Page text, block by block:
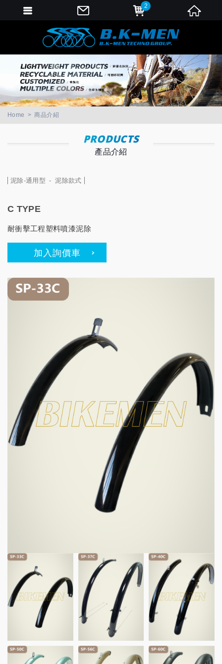
Home 商品介紹
PRODUCTS
產品介紹
泥除-通用型 泥除款式
C TYPE
耐衝擊工程塑料噴漆泥除
加入詢價車
2
會員登入
加入會員
忘記密碼
訂單查詢
個人資料修改